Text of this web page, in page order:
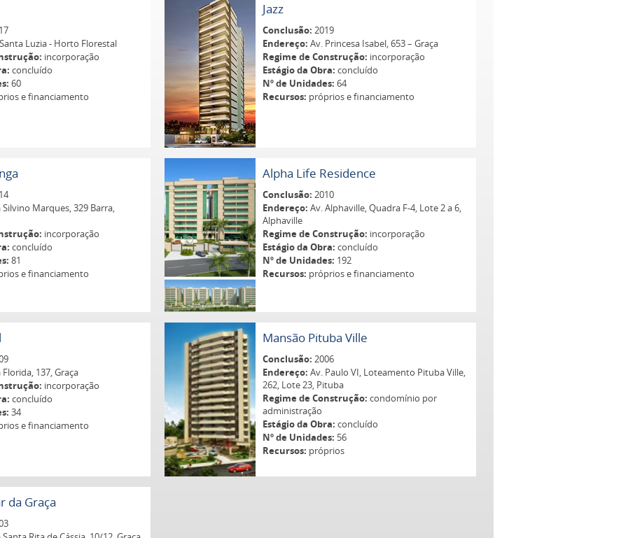
Luzia - Horto Florestal
incorporação
concluído
60
e financiamento
Jazz
Conclusão: 2019
Endereço: Av. Princesa Isabel, 653 – Graça
Regime de Construção: incorporação
Estágio da Obra: concluído
Nº de Unidades: 64
Recursos: próprios e financiamento
Silvino Marques, 329 Barra,
incorporação
concluído
81
e financiamento
Alpha Life Residence
Conclusão: 2010
Endereço: Av. Alphaville, Quadra F-4, Lote 2 a 6,
Alphaville
Regime de Construção: incorporação
Estágio da Obra: concluído
Nº de Unidades: 192
Recursos: próprios e financiamento
Florida, 137, Graça
incorporação
concluído
34
e financiamento
Mansão Pituba Ville
Conclusão: 2006
Endereço: Av. Paulo VI, Loteamento Pituba Ville,
262, Lote 23, Pituba
Regime de Construção: condomínio por
administração
Estágio da Obra: concluído
Nº de Unidades: 56
Recursos: próprios
da Graça